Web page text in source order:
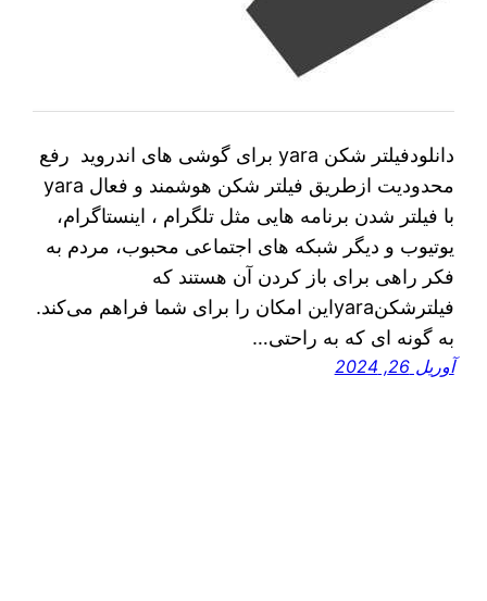
دانلودفیلتر شکن yara برای گوشی های اندروید رفع
محدودیت ازطریق فیلتر شکن هوشمند و فعال yara
با فیلتر شدن برنامه هایی مثل تلگرام ، اینستاگرام،
یوتیوب و دیگر شبکه های اجتماعی محبوب، مردم به
فکر راهی برای باز کردن آن هستند که
فیلترشکنyaraاین امکان را برای شما فراهم می‌کند.
به گونه ای که به راحتی…
آوریل 26, 2024